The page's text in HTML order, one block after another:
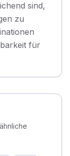
sind,
zu
für